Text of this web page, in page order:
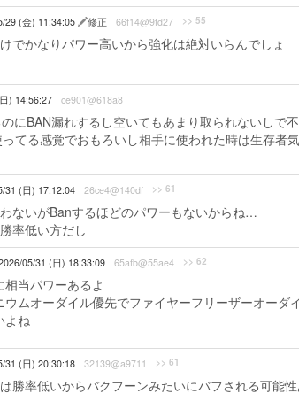
29 (金) 11:34:05 修正 66f14@9fd27 >> 55
でかなりパワー高いから強化は絶対いらんでしょ
) 14:56:27 ce901@618a8
にBAN漏れするし空いてもあまり取られないしで
てる感覚でおもろいし相手に使われた時は生存者
31 (日) 17:12:04 26ce4@140df >> 61
ないがBanするほどのパワーもないからね…
率低い方だし
05/31 (日) 18:33:09 65afb@55ae4 >> 62
相当パワーあるよ
ウムオーダイル優先でファイヤーフリーザーオー
よね
31 (日) 20:30:18 32139@a9711 >> 61
勝率低いからバクフーンみたいにバフされる可能